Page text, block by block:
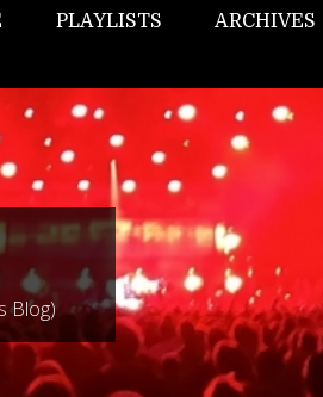
PLAYLISTS ARCHIVES
Blog)